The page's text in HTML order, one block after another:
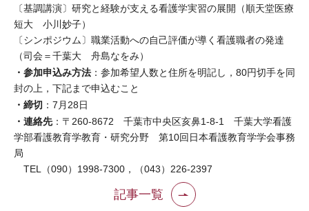
〔基調講演〕研究と経験が支える看護学実習の展開（順天堂医療
短大 小川妙子）
〔シンポジウム〕職業活動への自己評価が導く看護職者の発達
（司会＝千葉大 舟島なをみ）
・参加申込み方法 ：参加希望人数と住所を明記し，80円切手を同
封の上，下記まで申込むこと
・締切 ：7月28日
・連絡先：〒260-8672 千葉市中央区亥鼻1-8-1 千葉大学看護
学部看護教育学教育・研究分野 第10回日本看護教育学学会事務
局
TEL（090）1998-7300，（043）226-2397
記事一覧